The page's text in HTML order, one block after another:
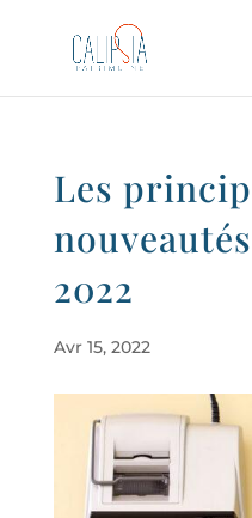
Les
2022
Avr 15, 2022